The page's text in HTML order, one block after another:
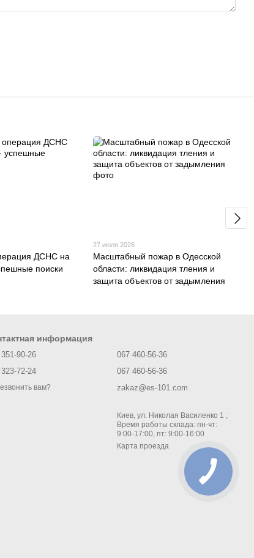
ДСНС на
поиски
27 июля 2026
Масштабный пожар в Одесской
области: ликвидация тления и
защита объектов от задымления
информация
90-26
72-24
вам?
067 460-56-36
067 460-56-36
zakaz@es-101.com
Киев, ул. Николая Василенко 1 ;
Время работы склада: пн-чт:
9:00-17:00, пт: 9:00-16:00
Карта проезда